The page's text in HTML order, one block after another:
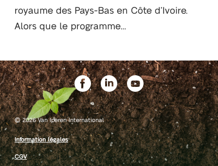
royaume des Pays-Bas en Côte d’Ivoire.
Alors que le programme…
©2026 Van Iperen International
Information légales
CGV